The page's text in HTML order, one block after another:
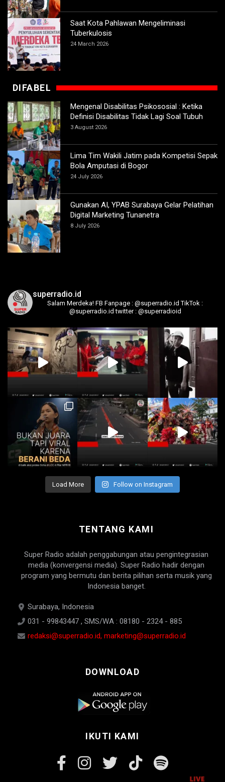
Saat Kota Pahlawan Mengeliminasi
Tuberkulosis
24 March 2026
DIFABEL
Mengenal Disabilitas Psikososial : Ketika
Definisi Disabilitas Tidak Lagi Soal Tubuh
3 August 2026
Lima Tim Wakili Jatim pada Kompetisi Sepak
Bola Amputasi di Bogor
24 July 2026
Gunakan AI, YPAB Surabaya Gelar Pelatihan
Digital Marketing Tunanetra
8 July 2026
superradio.id
Salam Merdeka! FB Fanpage : @superradio.id TikTok :
@superradio.id twitter : @superradioid
Load More Follow on Instagram
TENTANG KAMI
Super Radio adalah penggabungan atau pengintegrasian
media (konvergensi media). Super Radio hadir dengan
program yang bermutu dan berita pilihan serta musik yang
Indonesia banget.
Surabaya, Indonesia
031 - 99843447 , SMS/WA : 08180 - 2324 - 885
redaksi@superradio.id, marketing@superradio.id
DOWNLOAD
IKUTI KAMI